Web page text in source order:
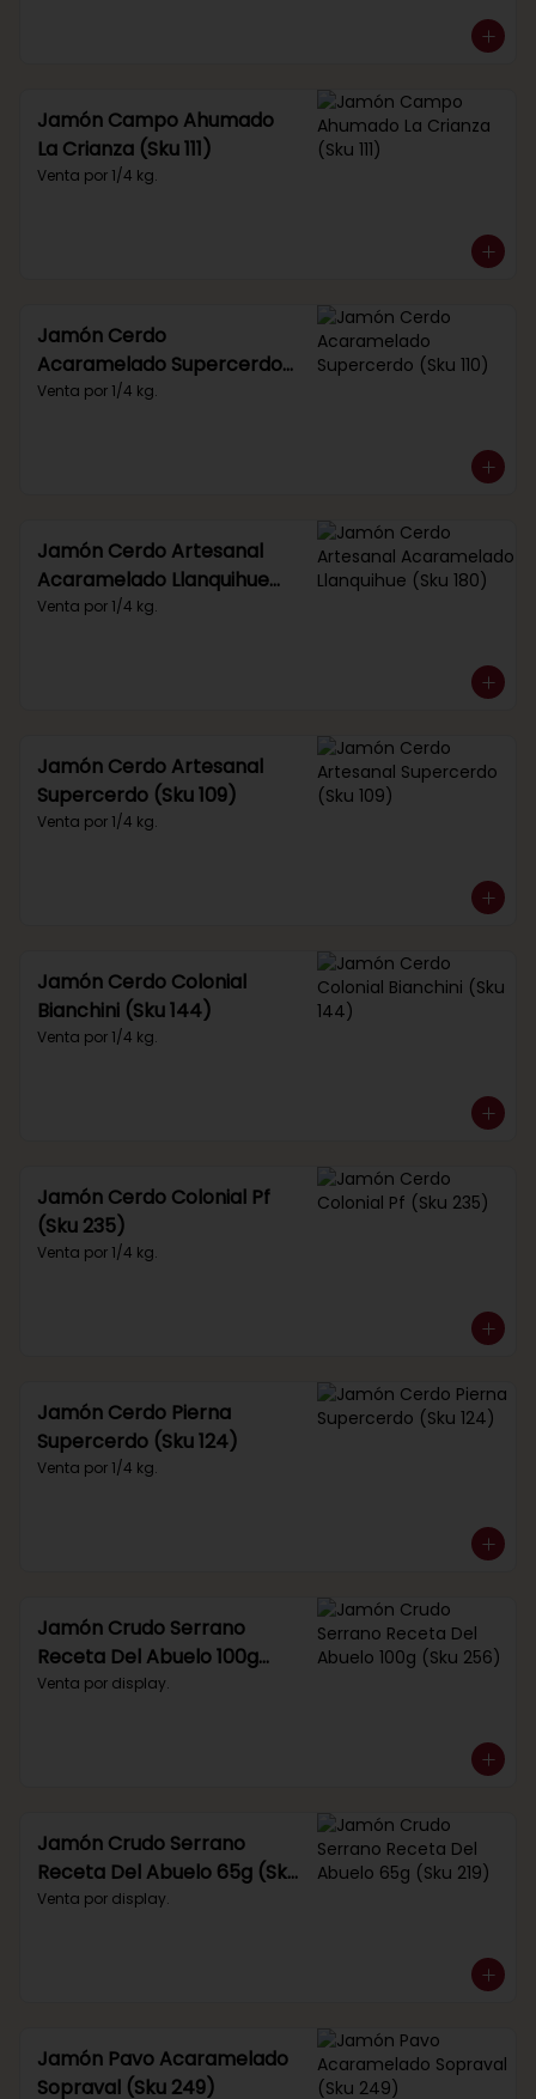
Jamón Campo Ahumado
La Crianza (Sku 111)
Venta por 1/4 kg.
Jamón Cerdo
Acaramelado Supercerdo
(Sku 110)
Venta por 1/4 kg.
Jamón Cerdo Artesanal
Acaramelado Llanquihue
(Sku 180)
Venta por 1/4 kg.
Jamón Cerdo Artesanal
Supercerdo (Sku 109)
Venta por 1/4 kg.
Jamón Cerdo Colonial
Bianchini (Sku 144)
Venta por 1/4 kg.
Jamón Cerdo Colonial Pf
(Sku 235)
Venta por 1/4 kg.
Jamón Cerdo Pierna
Supercerdo (Sku 124)
Venta por 1/4 kg.
Jamón Crudo Serrano
Receta Del Abuelo 100g
(Sku 256)
Venta por display.
Jamón Crudo Serrano
Receta Del Abuelo 65g (Sku
219)
Venta por display.
Jamón Pavo Acaramelado
Sopraval (Sku 249)